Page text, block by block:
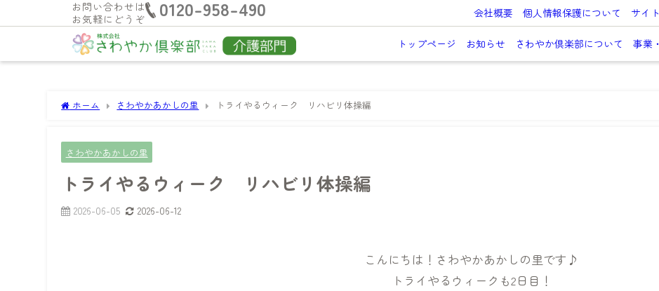
お問い合わせは
お気軽にどうぞ
0120-958-490 会社概要 個人情報保護について サイ
トップページ お知らせ さわやか倶楽部について 事業
ホーム さわやかあかしの里 トライやるウィーク リハビリ体操編
さわやかあかしの里
トライやるウィーク リハビリ体操編
2026-06-05 2026-06-12
こんにちは！さわやかあかしの里です♪
トライやるウィークも2日目！